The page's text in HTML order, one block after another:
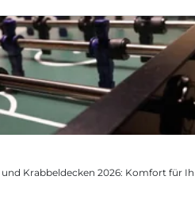
und Krabbeldecken 2026: Komfort für